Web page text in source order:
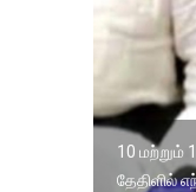
10 மற்றும்
தேதிளில்